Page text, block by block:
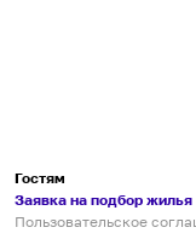
Гостям
Заявка на подбор жилья
Пользовательское